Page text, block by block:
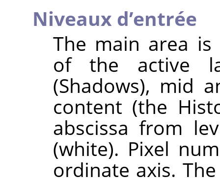
Niveaux d’entrée
The main area
of the active
(Shadows), mid
content (the
abscissa from
(white). Pixel
ordinate axis.